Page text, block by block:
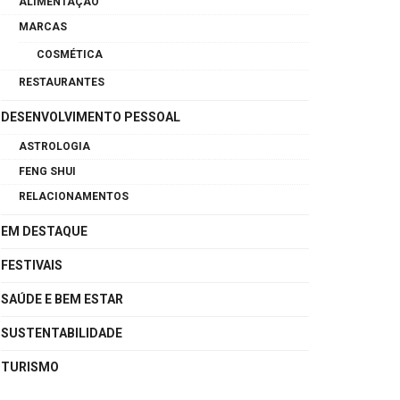
MARCAS
COSMÉTICA
RESTAURANTES
DESENVOLVIMENTO PESSOAL
ASTROLOGIA
FENG SHUI
RELACIONAMENTOS
EM DESTAQUE
FESTIVAIS
SAÚDE E BEM ESTAR
SUSTENTABILIDADE
TURISMO